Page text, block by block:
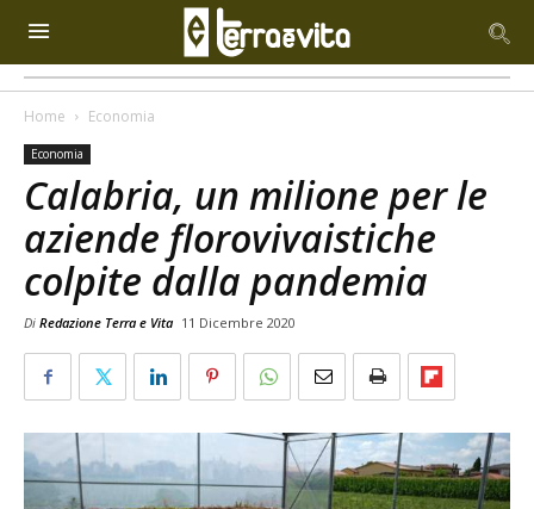
Home Economia
Economia
Calabria, un milione per le
aziende florovivaistiche
colpite dalla pandemia
Di Redazione Terra e Vita 11 Dicembre 2020